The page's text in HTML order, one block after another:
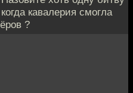
кавалерия смогла
?